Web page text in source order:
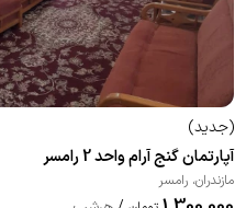
(جدید)
آپارتمان گنج آرام واحد 2 رامسر
مازندران، رامسر